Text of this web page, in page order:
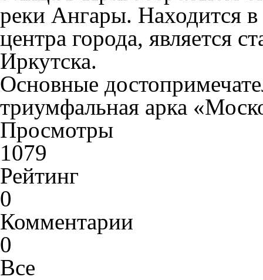
реки Ангары. Находится в
центра города, является
Иркутска.
Основные
триумфальная арка
Просмотры
1079
Рейтинг
0
Комментарии
0
Все